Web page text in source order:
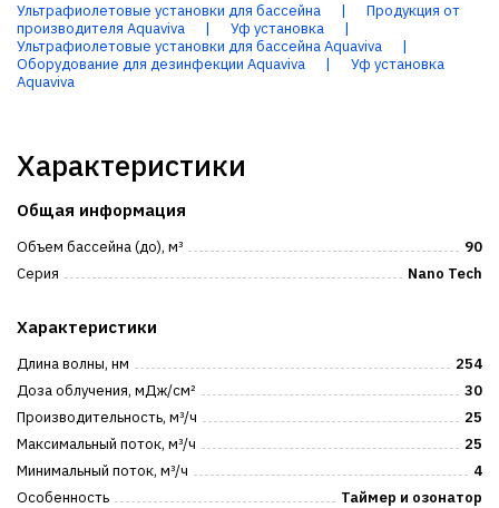
Ультрафиолетовые установки для бассейна |
Продукция от
производителя Aquaviva
| Уф установка
|
Ультрафиолетовые установки для бассейна Aquaviva
|
Оборудование для дезинфекции Aquaviva
|
Уф установка
Aquaviva
Характеристики
Общая информация
Объем бассейна (до), м³
90
Серия
Nano Tech
Характеристики
Длина волны, нм
254
Доза облучения, мДж/см²
30
Производительность, м³/ч
25
Максимальный поток, м³/ч
25
Минимальный поток, м³/ч
4
Особенность
Таймер и озонатор